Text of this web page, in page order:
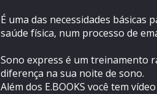
É uma das necessidades
saúde física, num processo de
Sono express é um treinamento
diferença na sua noite de sono.
Além dos E.BOOKS você tem